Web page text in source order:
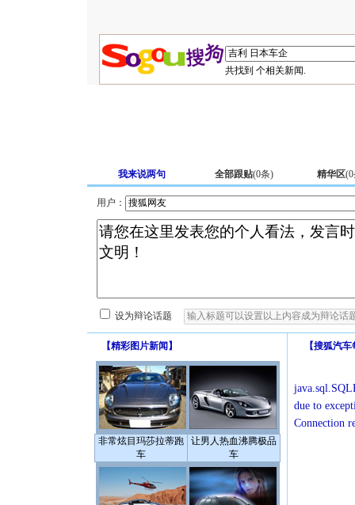
共找到 个相关新闻.
我来说两句 全部跟贴(0条) 精华区(0
用户：
设为辩论话题
【精彩图片新闻 】
非常炫目玛莎拉蒂跑
车
让男人热血沸腾极品
车
【搜狐汽车
due to
Connection